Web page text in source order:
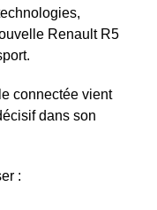
Renault R5
connectée vient
dans son
: